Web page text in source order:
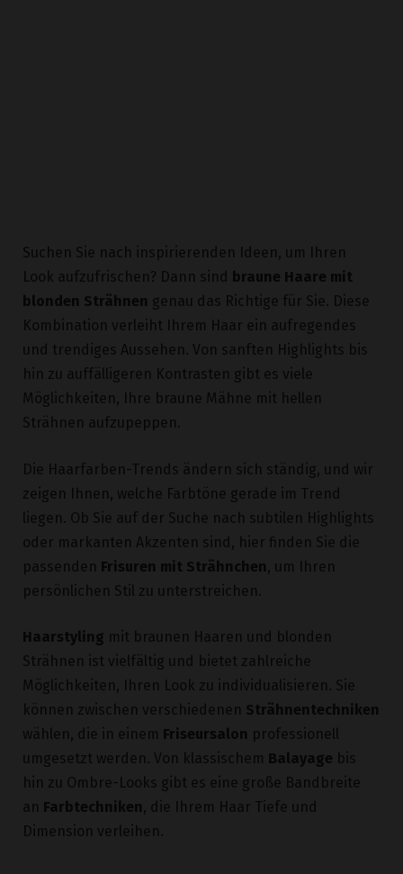
Suchen Sie nach inspirierenden Ideen, um Ihren
Look aufzufrischen? Dann sind
braune Haare mit
blonden Strähnen genau das Richtige für Sie. Diese
Kombination verleiht Ihrem Haar ein aufregendes
und trendiges Aussehen. Von sanften Highlights bis
hin zu auffälligeren Kontrasten gibt es viele
Möglichkeiten, Ihre braune Mähne mit hellen
Strähnen aufzupeppen.
Die Haarfarben-Trends ändern sich ständig, und wir
zeigen Ihnen, welche Farbtöne gerade im Trend
liegen. Ob Sie auf der Suche nach subtilen Highlights
oder markanten Akzenten sind, hier finden Sie die
passenden Frisuren mit Strähnchen , um Ihren
persönlichen Stil zu unterstreichen.
Haarstyling mit braunen Haaren und blonden
Strähnen ist vielfältig und bietet zahlreiche
Möglichkeiten, Ihren Look zu individualisieren. Sie
können zwischen verschiedenen Strähnentechniken
wählen, die in einem Friseursalon professionell
umgesetzt werden. Von klassischem Balayage bis
hin zu Ombre-Looks gibt es eine große Bandbreite
an Farbtechniken , die Ihrem Haar Tiefe und
Dimension verleihen.